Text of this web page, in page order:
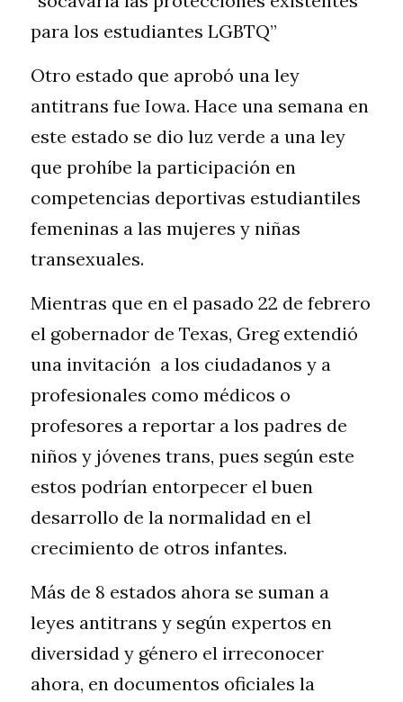
para los estudiantes LGBTQ”
Otro estado que aprobó una ley
antitrans fue Iowa. Hace una semana en
este estado se dio luz verde a una ley
que prohíbe la participación en
competencias deportivas estudiantiles
femeninas a las mujeres y niñas
transexuales.
Mientras que en el pasado 22 de febrero
el gobernador de Texas, Greg extendió
una invitación  a los ciudadanos y a
profesionales como médicos o
profesores a reportar a los padres de
niños y jóvenes trans, pues según este
estos podrían entorpecer el buen
desarrollo de la normalidad en el
crecimiento de otros infantes.
Más de 8 estados ahora se suman a
leyes antitrans y según expertos en
diversidad y género el irreconocer
ahora, en documentos oficiales la